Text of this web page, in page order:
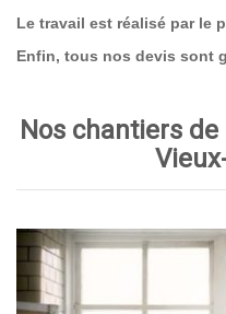
Le travail est réalisé par le
Enfin, tous nos devis sont
Nos chantiers